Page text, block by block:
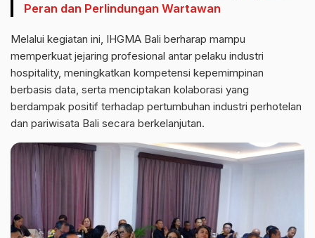
Peran dan Perlindungan Wartawan
Melalui kegiatan ini, IHGMA Bali berharap mampu
memperkuat jejaring profesional antar pelaku industri
hospitality, meningkatkan kompetensi kepemimpinan
berbasis data, serta menciptakan kolaborasi yang
berdampak positif terhadap pertumbuhan industri perhotelan
dan pariwisata Bali secara berkelanjutan.